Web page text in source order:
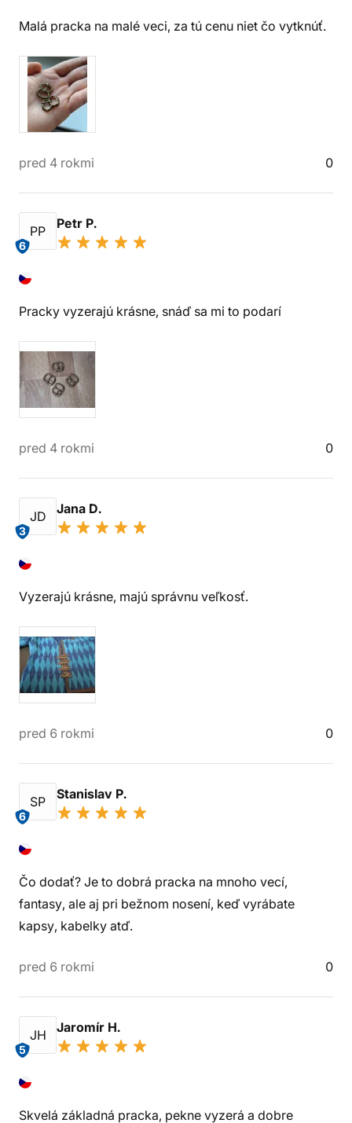
Malá pracka na malé veci, za tú cenu niet čo vytknúť.
pred 4 rokmi 0
PP
6
Petr P.
Pracky vyzerajú krásne, snáď sa mi to podarí
pred 4 rokmi 0
JD
3
Jana D.
Vyzerajú krásne, majú správnu veľkosť.
pred 6 rokmi 0
SP
6
Stanislav P.
Čo dodať? Je to dobrá pracka na mnoho vecí,
fantasy, ale aj pri bežnom nosení, keď vyrábate
kapsy, kabelky atď.
pred 6 rokmi 0
JH
5
Jaromír H.
Skvelá základná pracka, pekne vyzerá a dobre